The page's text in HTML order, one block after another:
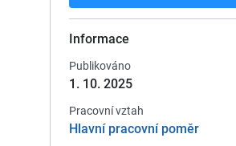
Informace
Publikováno
1. 10. 2025
Pracovní vztah
Hlavní pracovní poměr